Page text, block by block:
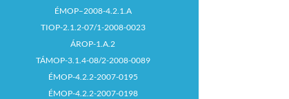
ÉMOP–2008-4.2.1.A
TIOP-2.1.2-07/1-2008-0023
ÁROP-1.A.2
TÁMOP-3.1.4-08/2-2008-0089
ÉMOP-4.2.2-2007-0195
ÉMOP-4.2.2-2007-0198